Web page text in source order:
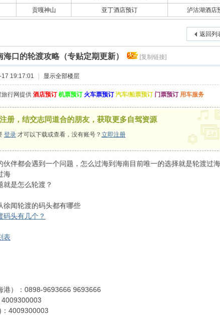
索
›
贡嘎神山 亚丁酒店预订 泸沽湖酒店
返回列
海口的轮渡攻略（专贴定期更新） [复制链接]
19:17:01 显示全部楼层
旅行网提供 酒店预订 机票预订 火车票预订 汽车/船票预订 门票预订 用车服务
册，结交志同道合的朋友，获取更多自驾资源
登录 才可以下载或查看，没有账号？ 立即注册
都会遇到一个问题，怎么过海到海南目前唯一的选择就是轮渡过
海
就是怎么轮渡？
徐闻轮渡的码头都有哪些
码头有几个？
表
港）：0898-9693666 9693666
4009300003